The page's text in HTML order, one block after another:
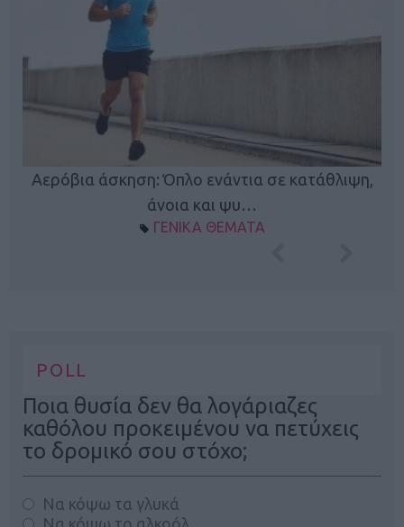
Αερόβια άσκηση: Όπλο ενάντια σε κατάθλιψη,
άνοια και ψυ…
ΓΕΝΙΚΑ ΘΕΜΑΤΑ
POLL
Ποια θυσία δεν θα λογάριαζες
καθόλου προκειμένου να πετύχεις
το δρομικό σου στόχο;
Να κόψω τα γλυκά
Να κόψω το αλκοόλ